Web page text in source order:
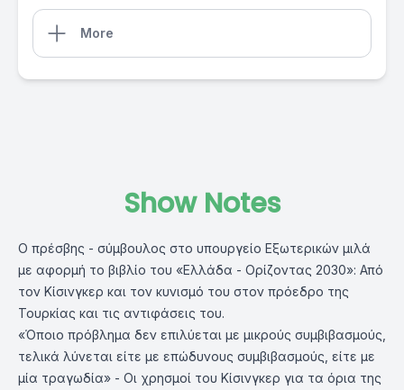
More
Show Notes
Ο πρέσβης - σύμβουλος στο υπουργείο Εξωτερικών μιλά
με αφορμή το βιβλίο του «Ελλάδα - Ορίζοντας 2030»: Από
τον Κίσινγκερ και τον κυνισμό του στον πρόεδρο της
Τουρκίας και τις αντιφάσεις του.
«Όποιο πρόβλημα δεν επιλύεται με μικρούς συμβιβασμούς,
τελικά λύνεται είτε με επώδυνους συμβιβασμούς, είτε με
μία τραγωδία» - Οι χρησμοί του Κίσινγκερ για τα όρια της